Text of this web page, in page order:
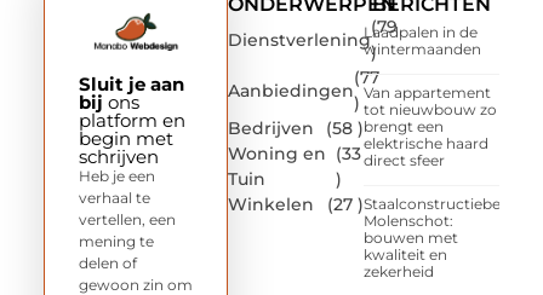
Dienstverlening
(79
)
Aanbiedingen
(77
)
Bedrijven
(58 )
Woning en
Tuin
(33
)
Winkelen
(27 )
Laadpalen in de
wintermaanden
Van appartement
tot nieuwbouw zo
brengt een
elektrische haard
direct sfeer
Staalconstructiebedrijf
Molenschot:
bouwen met
kwaliteit en
zekerheid
Sluit je aan
bij ons
platform en
begin met
schrijven
Heb je een
verhaal te
vertellen, een
mening te
delen of
gewoon zin om